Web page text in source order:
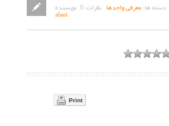
دسته ها:معرفی واحدها نظرات:0 نویسنده:
alaei
Print